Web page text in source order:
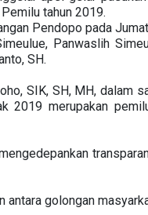
tahun 2019.
Pendopo pada
Panwaslih
SH.
SIK, SH, MH, dalam
2019 merupakan
antara golongan